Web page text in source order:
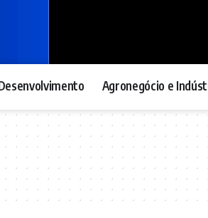
Agronegócio e